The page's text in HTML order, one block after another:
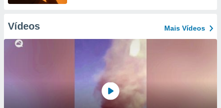
Vídeos Mais Vídeos